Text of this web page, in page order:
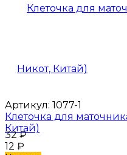
Артикул: 1077-1
Клеточка для
Китай)
32₽
12 ₽